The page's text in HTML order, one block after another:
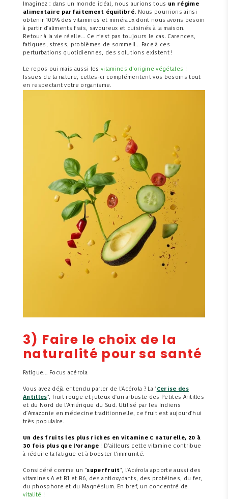
Imaginez : dans un monde idéal, nous aurions tous un régime
alimentaire parfaitement équilibré. Nous pourrions ainsi
obtenir 100% des vitamines et minéraux dont nous avons besoin
à partir d'aliments frais, savoureux et cuisinés à la maison.
Retour à la vie réelle… Ce n’est pas toujours le cas. Carences,
fatigues, stress, problèmes de sommeil… Face à ces
perturbations quotidiennes, des solutions existent !
Le repos oui mais aussi les vitamines d’origine végétales !
Issues de la nature, celles-ci complémentent vos besoins tout
en respectant votre organisme.
3) Faire le choix de la
naturalité pour sa santé
Fatigue… Focus acérola
Vous avez déjà entendu parler de l'Acérola ? La "Cerise des
Antilles", fruit rouge et juteux d'un arbuste des Petites Antilles
et du Nord de l'Amérique du Sud. Utilisé par les Indiens
d'Amazonie en médecine traditionnelle, ce fruit est aujourd'hui
très populaire.
Un des fruits les plus riches en vitamine C naturelle, 20 à
30 fois plus que l'orange ! D’ailleurs cette vitamine contribue
à réduire la fatigue et à booster l’immunité.
Considéré comme un "superfruit", l'Acérola apporte aussi des
vitamines A et B1 et B6, des antioxydants, des protéines, du fer,
du phosphore et du Magnésium. En bref, un concentré de
vitalité !